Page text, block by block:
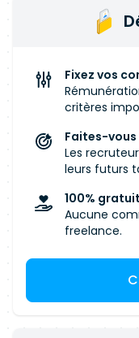
Fixez vos
critères
Faites-
Les
leurs futurs
100% gratuit
Aucune
freelance.